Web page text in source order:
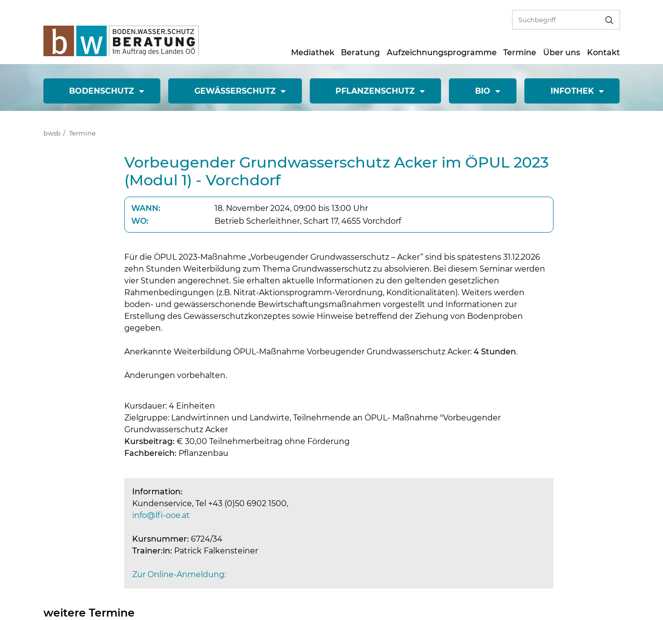
Skip to main content
Mediathek Beratung Aufzeichnungsprogramme Termine Über uns Kontakt
BODENSCHUTZ GEWÄSSERSCHUTZ PFLANZENSCHUTZ BIO INFOTHEK
bwsb Termine
Vorbeugender Grundwasserschutz Acker im ÖPUL 2023
(Modul 1) - Vorchdorf
WANN:
18. November 2024, 09:00 bis 13:00 Uhr
WO:
Betrieb Scherleithner, Schart 17, 4655 Vorchdorf
Für die ÖPUL 2023-Maßnahme „Vorbeugender Grundwasserschutz – Acker“ sind bis spätestens 31.12.2026
zehn Stunden Weiterbildung zum Thema Grundwasserschutz zu absolvieren. Bei diesem Seminar werden
vier Stunden angerechnet. Sie erhalten aktuelle Informationen zu den geltenden gesetzlichen
Rahmenbedingungen (z.B. Nitrat-Aktionsprogramm-Verordnung, Konditionalitäten). Weiters werden
boden- und gewässerschonende Bewirtschaftungsmaßnahmen vorgestellt und Informationen zur
Erstellung des Gewässerschutzkonzeptes sowie Hinweise betreffend der Ziehung von Bodenproben
gegeben.
Anerkannte Weiterbildung ÖPUL-Maßnahme Vorbeugender Grundwasserschutz Acker:4 Stunden.
Änderungen vorbehalten.
Kursdauer: 4 Einheiten
Zielgruppe: Landwirtinnen und Landwirte, Teilnehmende an ÖPUL- Maßnahme "Vorbeugender
Grundwasserschutz Acker
Kursbeitrag: € 30,00 Teilnehmerbeitrag ohne Förderung
Fachbereich: Pflanzenbau
Information:
Kundenservice, Tel +43 (0)50 6902 1500,
info@lfi-ooe.at
Kursnummer:6724/34
Trainer:in: Patrick Falkensteiner
Zur Online-Anmeldung:
weitere Termine